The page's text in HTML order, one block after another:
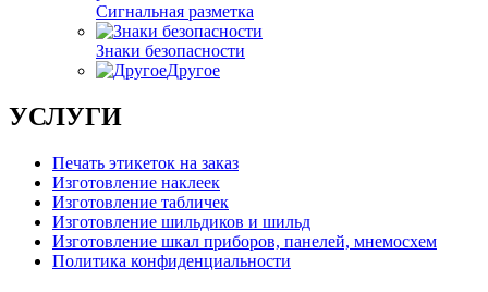
Сигнальная разметка
Знаки безопасности
Другое
УСЛУГИ
Печать этикеток на заказ
Изготовление наклеек
Изготовление табличек
Изготовление шильдиков и шильд
Изготовление шкал приборов, панелей, мнемосхем
Политика конфиденциальности